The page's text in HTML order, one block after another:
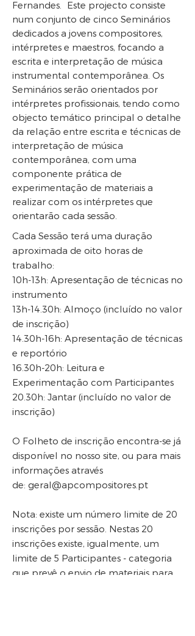
Fernandes. Este projecto consiste
num conjunto de cinco Seminários
dedicados a jovens compositores,
intérpretes e maestros, focando a
escrita e interpretação de música
instrumental contemporânea. Os
Seminários serão orientados por
intérpretes profissionais, tendo como
objecto temático principal o detalhe
da relação entre escrita e técnicas de
interpretação de música
contemporânea, com uma
componente prática de
experimentação de materiais a
realizar com os intérpretes que
orientarão cada sessão.
Cada Sessão terá uma duração
aproximada de oito horas de
trabalho:
10h-13h: Apresentação de técnicas no
instrumento
13h-14.30h: Almoço (incluído no valor
de inscrição)
14.30h-16h: Apresentação de técnicas
e reportório
16.30h-20h: Leitura e
Experimentação com Participantes
20.30h: Jantar (incluído no valor de
inscrição)
O Folheto de inscrição encontra-se já
disponível no nosso site, ou para mais
informações através
de: geral@apcompositores.pt
Nota: existe um número limite de 20
inscrições por sessão. Nestas 20
inscrições existe, igualmente, um
limite de 5 Participantes - categoria
que prevê o envio de materiais para